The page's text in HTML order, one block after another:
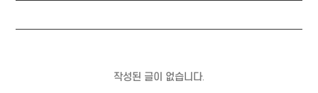
작성된 글이 없습니다.